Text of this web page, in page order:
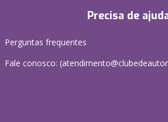
Precisa de
Perguntas frequentes
Fale conosco: